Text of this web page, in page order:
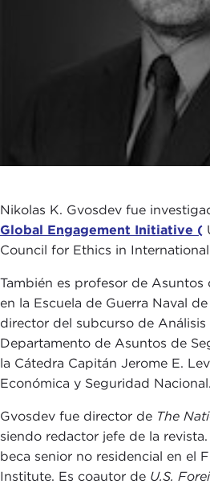
Nikolas K. Gvosdev fue
Global Engagement Initiative (
Council for Ethics in
También es profesor de Asuntos
en la Escuela de Guerra Naval
director del subcurso de
Departamento de Asuntos de
la Cátedra Capitán Jerome E.
Económica y Seguridad Nacional.
Gvosdev fue director de The
siendo redactor jefe de la
beca senior no residencial en el
Institute. Es coautor de U.S.